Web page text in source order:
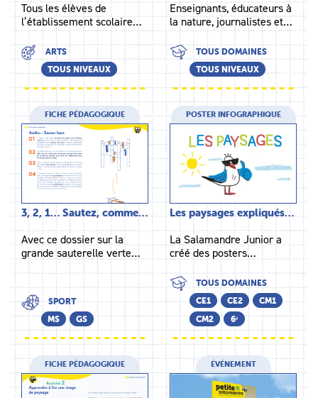
Tous les élèves de
l’établissement scolaire…
ARTS
TOUS NIVEAUX
Enseignants, éducateurs à
la nature, journalistes et…
TOUS DOMAINES
TOUS NIVEAUX
FICHE PÉDAGOGIQUE
3, 2, 1… Sautez, comme…
Avec ce dossier sur la
grande sauterelle verte…
SPORT
MS
GS
POSTER INFOGRAPHIQUE
Les paysages expliqués…
La Salamandre Junior a
créé des posters…
TOUS DOMAINES
CE1
CE2
CM1
CM2
6ᵉ
FICHE PÉDAGOGIQUE ÉVÉNEMENT